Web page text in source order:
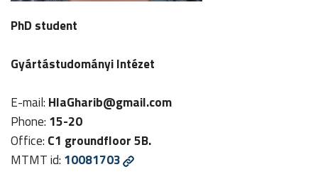
PhD student
Gyártástudományi Intézet
E-mail: HlaGharib@gmail.com
Phone: 15-20
Office: C1 groundfloor 5B.
MTMT id: 10081703